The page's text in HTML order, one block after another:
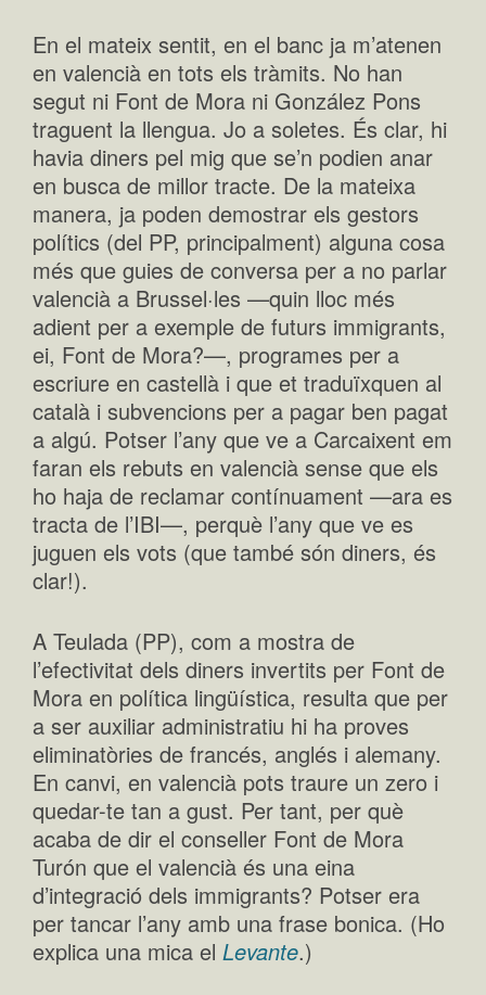
En el mateix sentit, en el banc ja m’atenen
en valencià en tots els tràmits. No han
segut ni Font de Mora ni González Pons
traguent la llengua. Jo a soletes. És clar, hi
havia diners pel mig que se’n podien anar
en busca de millor tracte. De la mateixa
manera, ja poden demostrar els gestors
polítics (del PP, principalment) alguna cosa
més que guies de conversa per a no parlar
valencià a Brussel·les —quin lloc més
adient per a exemple de futurs immigrants,
ei, Font de Mora?—, programes per a
escriure en castellà i que et traduïxquen al
català i subvencions per a pagar ben pagat
a algú. Potser l’any que ve a Carcaixent em
faran els rebuts en valencià sense que els
ho haja de reclamar contínuament —ara es
tracta de l’IBI—, perquè l’any que ve es
juguen els vots (que també són diners, és
clar!).
A Teulada (PP), com a mostra de
l’efectivitat dels diners invertits per Font de
Mora en política lingüística, resulta que per
a ser auxiliar administratiu hi ha proves
eliminatòries de francés, anglés i alemany.
En canvi, en valencià pots traure un zero i
quedar-te tan a gust. Per tant, per què
acaba de dir el conseller Font de Mora
Turón que el valencià és una eina
d’integració dels immigrants? Potser era
per tancar l’any amb una frase bonica. (Ho
explica una mica el Levante.)